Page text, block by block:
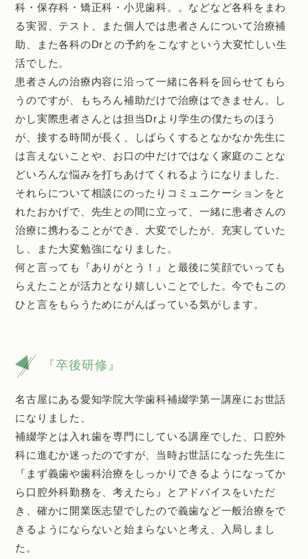
科・保存科・矯正科・小児歯科。。などなど各科をまわ
る実習、テスト、また個人では患者さんについて治療補
助、また各科のDrとの予約をこなすという大変忙しい生
活でした。
患者さんの治療内容に沿って一緒に各科を回らせてもら
うのですが、もちろん補助だけで治療はできません。し
かし実際患者さんとは担当Drより学生の僕たちのほう
が、接する時間が長く、しばらくするとなかなか先生に
は言えないことや、お口の中だけではなく家庭のことな
どいろんな悩みを打ちあけてくれるようになりました、
それらについて相談にのったりコミュニケーションをと
れたおかげで、先生との間に立って、一緒に患者さんの
治療に携わることができ、大変でしたが、充実していた
し、また大変勉強になりました。
何と言っても『ありがとう！』と最後に笑顔でいっても
らえたことが活力となり嬉しいことでした。今でもこの
ひと言をもらうためにがんばっている気がします。
『卒後研修』
名古屋にある愛知学院大学歯科補綴学第一講座にお世話
になりました、
補綴学とは入れ歯を専門にしている講座でした、口腔外
科に進むか迷ったのですが、当時お世話になった先生に
『まず義歯や歯科治療をしっかりできるようになってか
ら口腔外科勤務を、考えたら』とアドバイスをいただ
き、確かに開業医志望でしたので義歯など一般治療をで
きるようにならないと始まらないと考え、入局しまし
た。